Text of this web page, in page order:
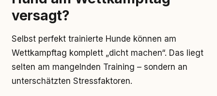
versagt?
Selbst perfekt trainierte Hunde können am
Wettkampftag komplett „dicht machen“. Das liegt
selten am mangelnden Training – sondern an
unterschätzten Stressfaktoren.